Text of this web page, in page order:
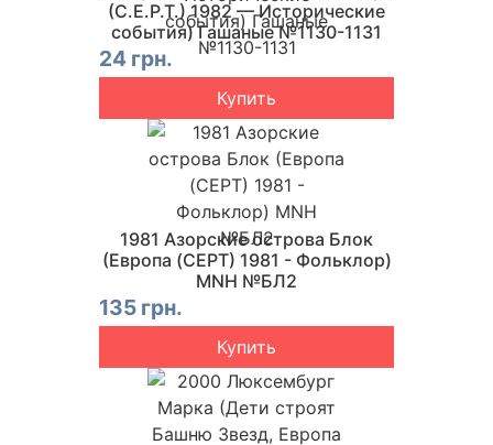
(C.E.P.T.) 1982 — Исторические
события) Гашаные №1130-1131
24 грн.
Купить
1981 Азорские острова Блок
(Европа (CEPT) 1981 - Фольклор)
MNH №БЛ2
135 грн.
Купить